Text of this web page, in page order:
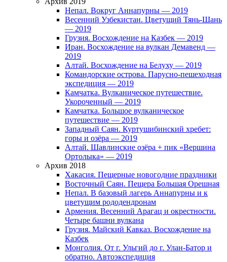
Непал. Вокруг Аннапурны — 2019
Весенний Узбекистан. Цветущий Тянь-Шань
— 2019
Грузия. Восхождение на Казбек — 2019
Иран. Восхождение на вулкан Демавенд —
2019
Алтай. Восхождение на Белуху — 2019
Командорские острова. Парусно-пешеходная
экспедиция — 2019
Камчатка. Вулканическое путешествие.
Укороченный — 2019
Камчатка. Большое вулканическое
путешествие — 2019
Западный Саян. Куртушибинский хребет:
горы и озёра — 2019
Алтай. Шавлинские озёра + пик «Вершина
Ортолыка» — 2019
Архив 2018
Хакасия. Пещерные новогодние праздники
Восточный Саян. Пещера Большая Орешная
Непал. В базовый лагерь Аннапурны и к
цветущим рододендронам
Армения. Весенний Арагац и окрестности.
Четыре башни вулкана
Грузия. Майский Кавказ. Восхождение на
Казбек
Монголия. От г. Ульгий до г. Улан-Батор и
обратно. Автоэкспедиция